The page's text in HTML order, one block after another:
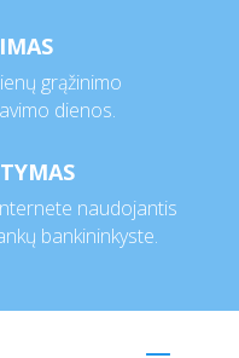
grąžinimo
dienos.
naudojantis
bankininkyste.